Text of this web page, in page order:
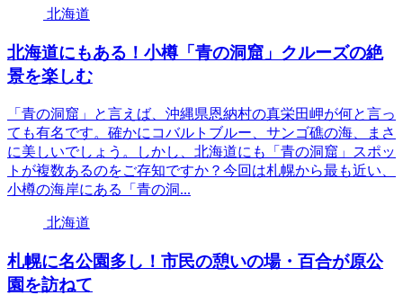
北海道
北海道にもある！小樽「青の洞窟」クルーズの絶
景を楽しむ
「青の洞窟」と言えば、沖縄県恩納村の真栄田岬が何と言っ
ても有名です。確かにコバルトブルー、サンゴ礁の海、まさ
に美しいでしょう。しかし、北海道にも「青の洞窟」スポッ
トが複数あるのをご存知ですか？今回は札幌から最も近い、
小樽の海岸にある「青の洞...
北海道
札幌に名公園多し！市民の憩いの場・百合が原公
園を訪ねて